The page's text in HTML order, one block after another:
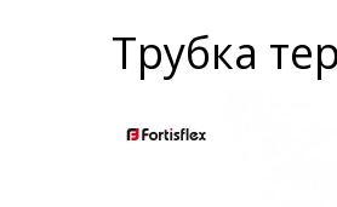
Трубка